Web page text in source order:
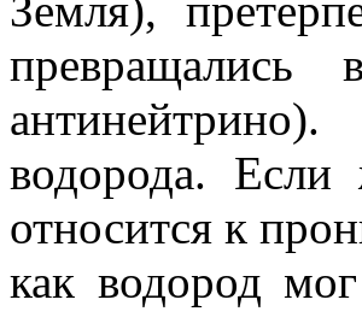
водорода. Если
относится к
как водород